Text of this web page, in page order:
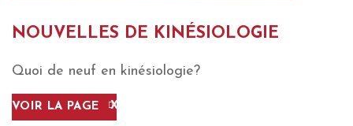
NOUVELLES DE KINÉSIOLOGIE
Quoi de neuf en kinésiologie?
VOIR LA PAGE